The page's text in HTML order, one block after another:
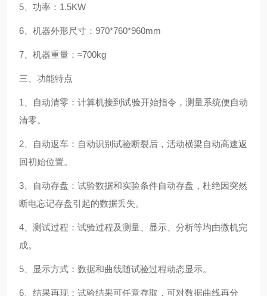
5 、功率： 1.5KW
6 、机器外形尺寸： 970*760*960mm
7 、机器重量： ≈700kg
三、功能特点
1
、自动清零：计算机接到试验开始指令，测量系统便自动
清零。
2 、自动返车：自动识别试验断裂后，活动横梁自动高速返
回初始位置。
3 、自动存盘：试验数据和实验条件自动存盘，杜绝因突然
断电忘记存盘引起的数据丢失。
4 、测试过程：试验过程及测量、显示、分析等均由微机完
成。
5 、显示方式：数据和曲线随试验过程动态显示。
6 、结果再现：试验结果可任意存取，可对数据曲线再分